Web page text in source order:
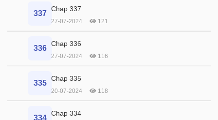
337
Chap 337
27-07-2024 121
336
Chap 336
27-07-2024 116
335
Chap 335
20-07-2024 118
334
Chap 334